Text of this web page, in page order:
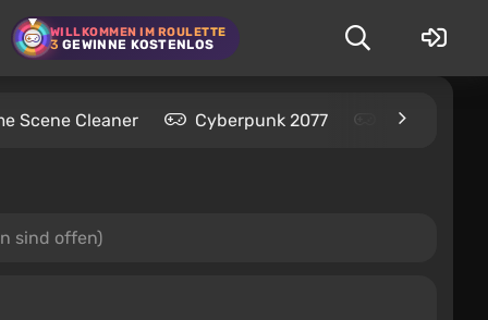
WILLKOMMEN IM ROULETTE
3 GEWINNE KOSTENLOS
Scene Cleaner Cyberpunk 2077 Kingdom
sind offen)